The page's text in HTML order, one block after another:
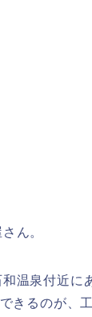
ん。
温泉付近に
きるのが、